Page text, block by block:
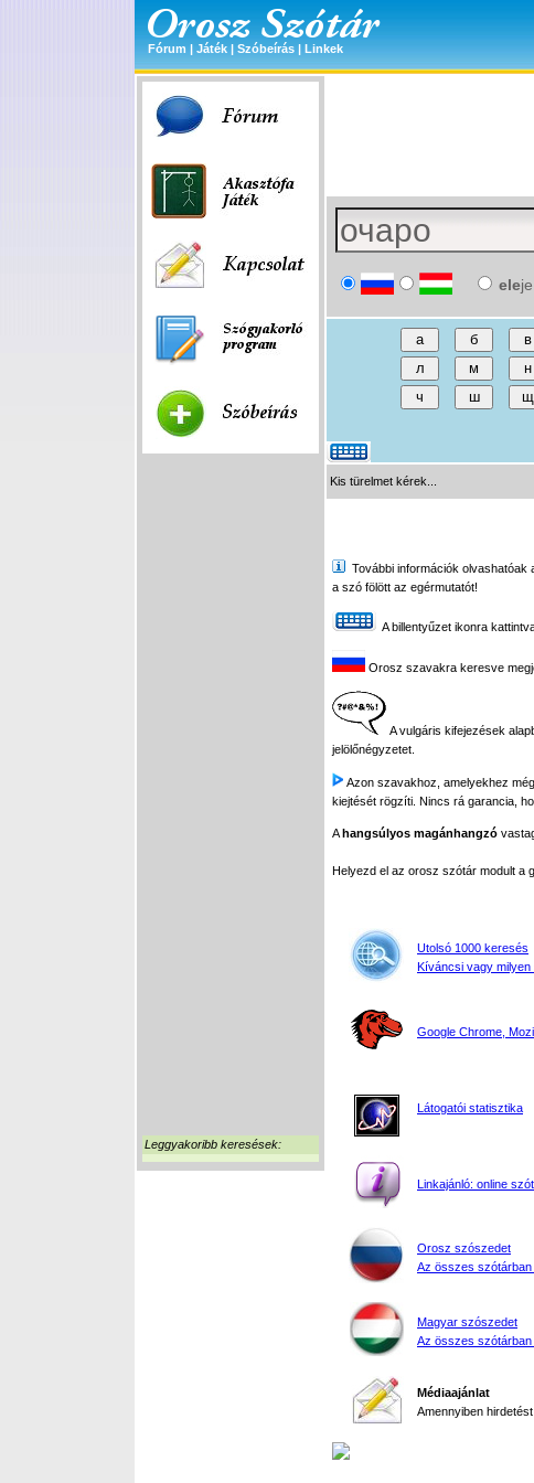
Fórum | Játék | Szóbeírás | Linkek
Leggyakoribb keresések:
eleje
Kis türelmet kérek...
További információk olvashatóak
a szó fölött az egérmutatót!
A billentyűzet ikonra
Orosz szavakra keresve
A vulgáris kifejezések
jelölőnégyzetet.
Azon szavakhoz, amelyekhez
kiejtését rögzíti. Nincs rá garancia,
Ahangsúlyos magánhangzó
Helyezd el az orosz szótár modult a
Utolsó 1000 keresés
Kíváncsi vagy
Google Chrome,
Látogatói statisztika
Linkajánló: online
Orosz szószedet
Az összes
Magyar szószedet
Az összes
Médiaajánlat
Amennyiben